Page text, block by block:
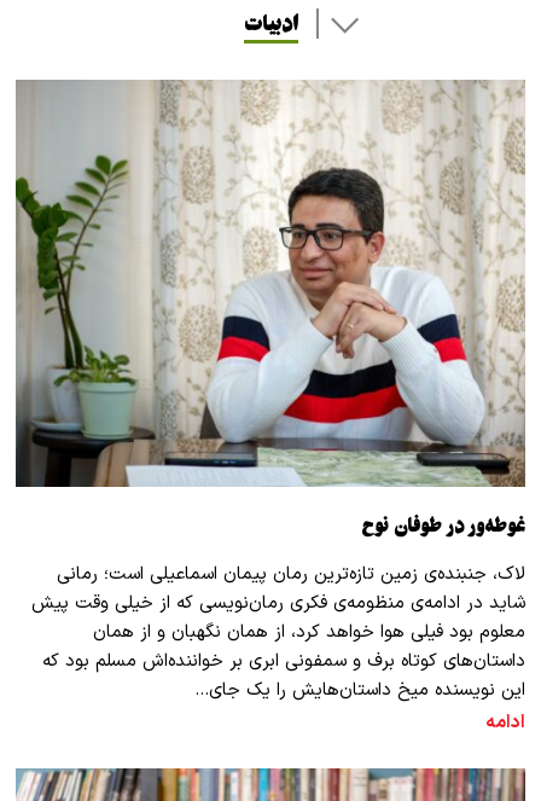
ادبیات
غوطه‌ور در طوفان نوح
لاک، جنبنده‌ی زمین تازه‌ترین رمان پیمان اسماعیلی است؛ رمانی
شاید در ادامه‌ی منظومه‌ی فکری رمان‌نویسی که از خیلی وقت پیش
معلوم بود فیلی هوا خواهد کرد، از همان نگهبان و از همان
داستان‌های کوتاه برف و سمفونی ابری بر خواننده‌اش مسلم بود که
این نویسنده میخ داستان‌هایش را یک جای…
ادامه